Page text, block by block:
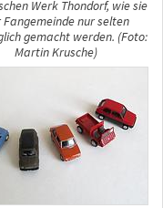
Werk Thondorf, wie sie
Fangemeinde nur selten
gemacht werden. (Foto:
Martin Krusche)